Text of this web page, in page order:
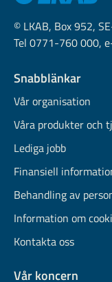
© LKAB, Box 952,
Tel 0771-760 000,
Snabblänkar
Vår organisation
Våra produkter och
Lediga jobb
Finansiell
Behandling av
Information om
Kontakta oss
Vår koncern